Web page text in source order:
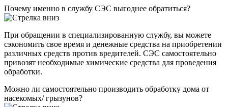
Почему именно в службу СЭС выгоднее обратиться?
При обращении в специализированную службу, вы можете
сэкономить свое время и денежные средства на приобретении
различных средств против вредителей. СЭС самостоятельно
привозят необходимые химические средства для проведения
обработки.
Можно ли самостоятельно производить обработку дома от
насекомых/ грызунов?